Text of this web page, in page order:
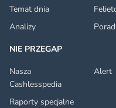
Temat dnia
Analizy
NIE PRZEGAP
Nasza
Cashlesspedia
Alert
Raporty specjalne